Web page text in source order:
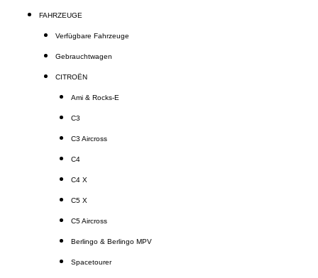
FAHRZEUGE
Verfügbare Fahrzeuge
Gebrauchtwagen
CITROËN
Ami & Rocks-E
C3
C3 Aircross
C4
C4 X
C5 X
C5 Aircross
Berlingo & Berlingo MPV
Spacetourer